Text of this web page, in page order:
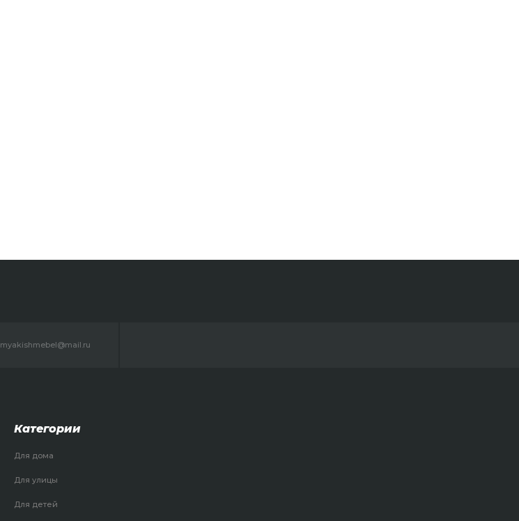
myakishmebel@mail.ru
Категории
Для дома
Для улицы
Для детей